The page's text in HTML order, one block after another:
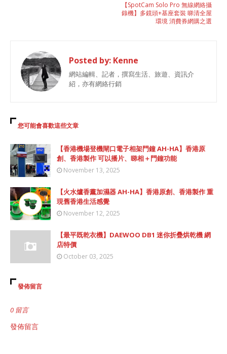
【SpotCam Solo Pro 無線網絡攝
錄機】多鏡頭+基座套裝 睇清全屋
環境 消費券網購之選
Posted by: Kenne
網站編輯、記者，撰寫生活、旅遊、資訊介
紹，亦有網絡行銷
您可能會喜歡這些文章
【香港機場登機閘口電子相架門鐘 AH-HA】香港原
創、香港製作 可以播片、睇相＋門鐘功能
November 13, 2025
【火水爐香薰加濕器 AH-HA】香港原創、香港製作 重
現舊香港生活感覺
November 12, 2025
【最平既乾衣機】DAEWOO DB1 迷你折疊烘乾機 網
店特價
October 03, 2025
發佈留言
0 留言
發佈留言